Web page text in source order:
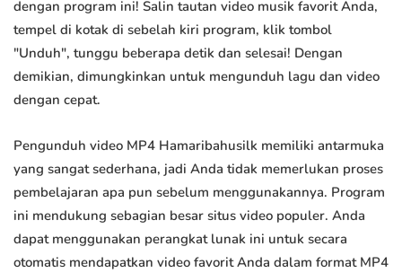
dengan program ini! Salin tautan video musik favorit Anda,
tempel di kotak di sebelah kiri program, klik tombol
"Unduh", tunggu beberapa detik dan selesai! Dengan
demikian, dimungkinkan untuk mengunduh lagu dan video
dengan cepat.
Pengunduh video MP4 Hamaribahusilk memiliki antarmuka
yang sangat sederhana, jadi Anda tidak memerlukan proses
pembelajaran apa pun sebelum menggunakannya. Program
ini mendukung sebagian besar situs video populer. Anda
dapat menggunakan perangkat lunak ini untuk secara
otomatis mendapatkan video favorit Anda dalam format MP4